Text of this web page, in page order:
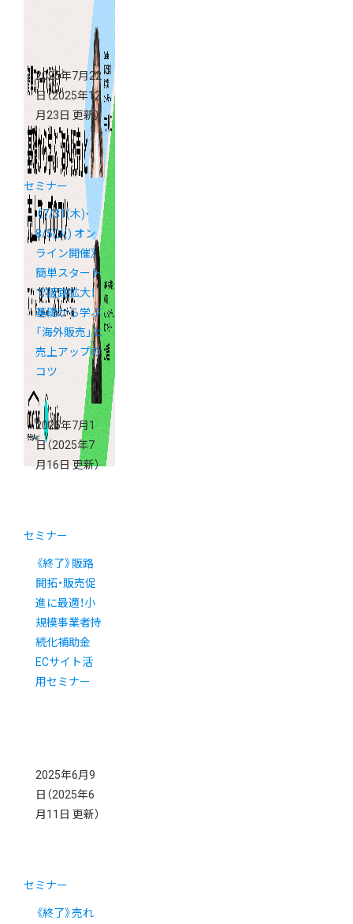
2025年7月22
日 （2025年12
月23日 更新）
セミナー
《7/31(木)･
8/5(火) オン
ライン開催》
簡単スタート
で販路拡大！
基礎から学ぶ
「海外販売」と
売上アップの
コツ
2025年7月1
日（2025年7
月16日 更新）
セミナー
《終了》販路
開拓・販売促
進に最適！小
規模事業者持
続化補助金
ECサイト活
用セミナー
2025年6月9
日 （2025年6
月11日 更新）
セミナー
《終了》売れ